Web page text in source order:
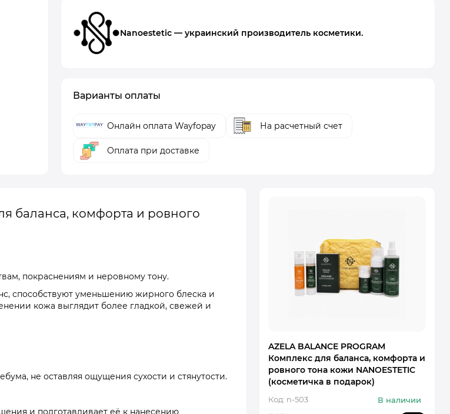
Nanoestetic — украинский производитель косметики.
Варианты оплаты
Онлайн оплата Wayfopay На расчетный счет
Оплата при доставке
баланса, комфорта и ровного
покраснениям и неровному тону.
способствуют уменьшению жирного блеска и
кожа выглядит более гладкой, свежей и
не оставляя ощущения сухости и стянутости.
и подготавливает её к нанесению
AZELA BALANCE PROGRAM
Комплекс для баланса, комфорта и
ровного тона кожи NANOESTETIC
(косметичка в подарок)
Код: n-503 В наличии